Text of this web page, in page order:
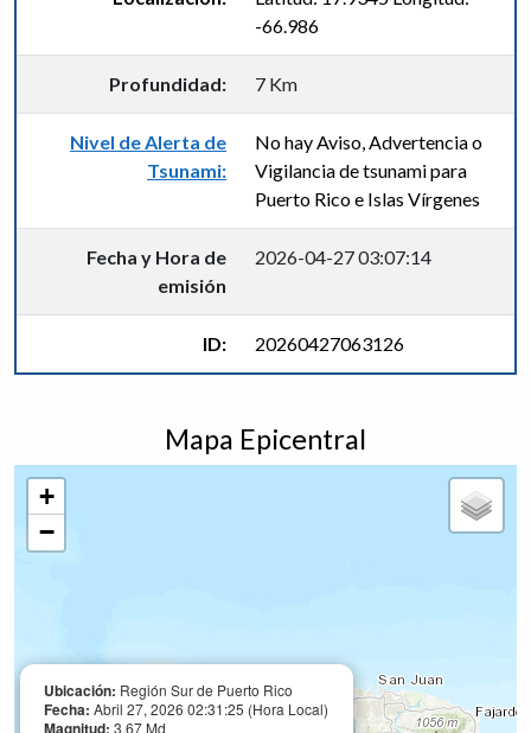
-66.986
Profundidad: 7 Km
Nivel de Alerta de
Tsunami:
No hay Aviso, Advertencia o
Vigilancia de tsunami para
Puerto Rico e Islas Vírgenes
Fecha y Hora de
emisión
2026-04-27 03:07:14
ID: 20260427063126
Mapa Epicentral
Ubicación: Región Sur de Puerto Rico
Fecha: Abril 27, 2026 02:31:25 (Hora Local)
Magnitud: 3.67 Md
+
−